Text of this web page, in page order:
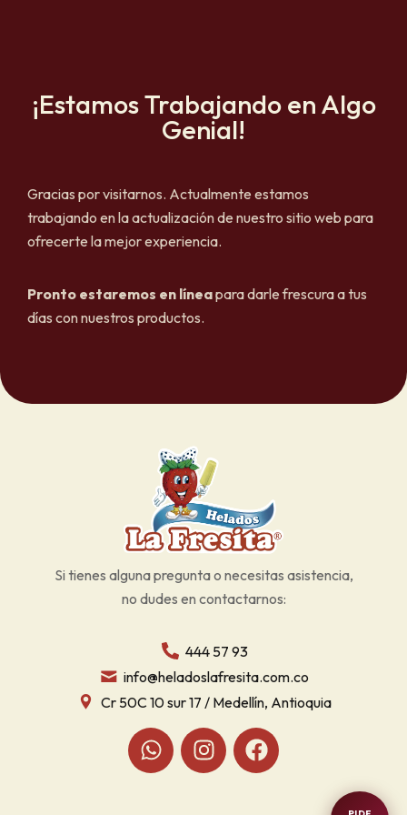
¡Estamos Trabajando en Algo
Genial!
Gracias por visitarnos. Actualmente estamos
trabajando en la actualización de nuestro sitio web para
ofrecerte la mejor experiencia.
Pronto estaremos en líneapara darle frescura a tus
días con nuestros productos.
Si tienes alguna pregunta o necesitas asistencia,
no dudes en contactarnos:
444 57 93
info@heladoslafresita.com.co
Cr 50C 10 sur 17 / Medellín, Antioquia